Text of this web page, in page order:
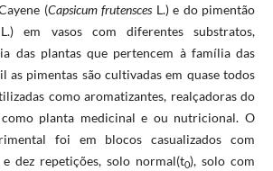
(Capsicum frutensces L.) e do pimentão
em vasos com diferentes substratos,
das plantas que pertencem à família das
as pimentas são cultivadas em quase todos
como aromatizantes, realçadoras do
planta medicinal e ou nutricional. O
foi em blocos casualizados com
dez repetições, solo normal(t0), solo com